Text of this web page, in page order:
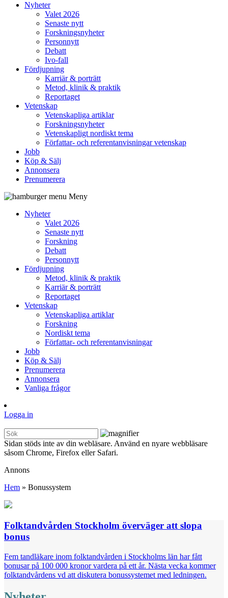
Nyheter
Valet 2026
Senaste nytt
Forskningsnyheter
Personnytt
Debatt
Ivo-fall
Fördjupning
Karriär & porträtt
Metod, klinik & praktik
Reportaget
Vetenskap
Vetenskapliga artiklar
Forskningsnyheter
Vetenskapligt nordiskt tema
Författar- och referentanvisningar vetenskap
Jobb
Köp & Sälj
Annonsera
Prenumerera
Meny
Nyheter
Valet 2026
Senaste nytt
Forskning
Debatt
Personnytt
Fördjupning
Metod, klinik & praktik
Karriär & porträtt
Reportaget
Vetenskap
Vetenskapliga artiklar
Forskning
Nordiskt tema
Författar- och referentanvisningar
Jobb
Köp & Sälj
Prenumerera
Annonsera
Vanliga frågor
Logga in
Sidan stöds inte av din webläsare. Använd en nyare webbläsare
såsom Chrome, Firefox eller Safari.
Annons
Hem » Bonussystem
Folktandvården Stockholm överväger att slopa
bonus
Fem tandläkare inom folktandvården i Stockholms län har fått
bonusar på 100 000 kronor vardera på ett år. Nästa vecka kommer
folktandvårdens vd att diskutera bonussystemet med ledningen.